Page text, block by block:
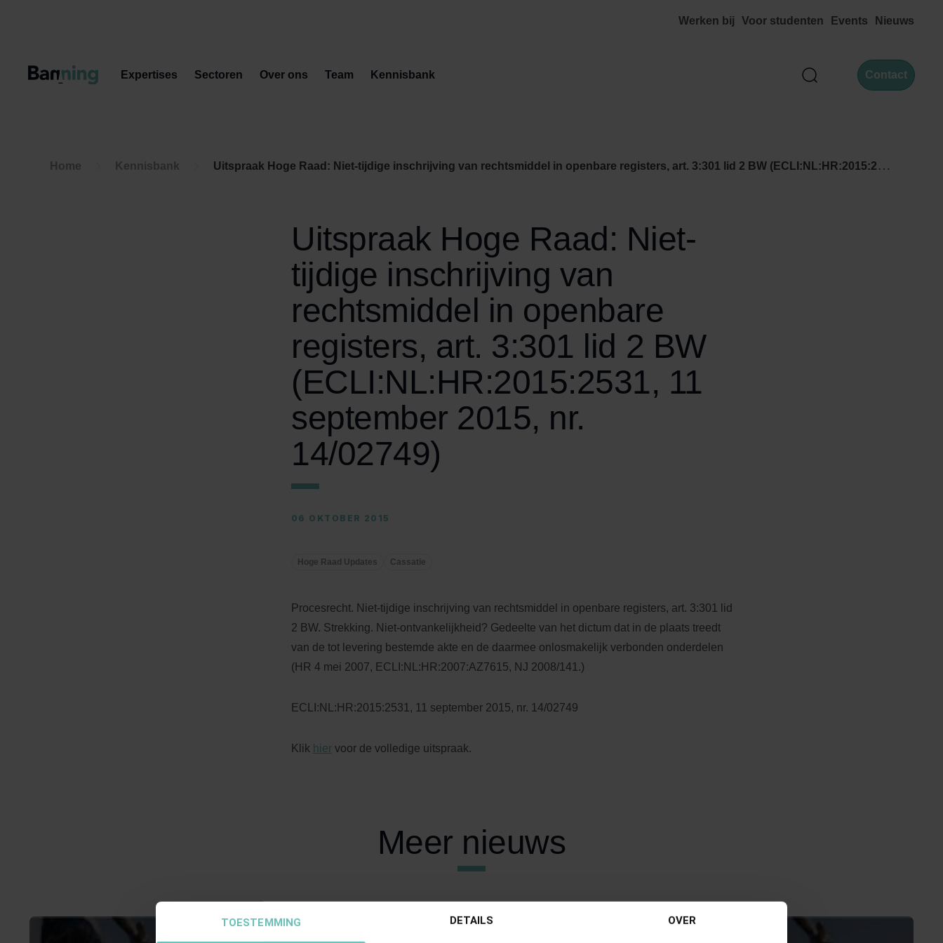
TOESTEMMING DETAILS OVER
Werken bij Voor studenten Events Nieuws
Zoek Contact
Expertises Sectoren Over ons Team Kennisbank
Home Kennisbank Uitspraak Hoge Raad: Niet-tijdige inschrijving van rechtsmiddel in openbare registers, art. 3:301 lid 2 BW (ECLI:NL:HR:2015:2531, 11 september 2015, nr. 14/02749)
Uitspraak Hoge Raad: Niet-
tijdige inschrijving van
rechtsmiddel in openbare
registers, art. 3:301 lid 2 BW
(ECLI:NL:HR:2015:2531, 11
september 2015, nr.
14/02749)
06 OKTOBER 2015
Hoge Raad Updates Cassatie
Procesrecht. Niet-tijdige inschrijving van rechtsmiddel in openbare registers, art. 3:301 lid
2 BW. Strekking. Niet-ontvankelijkheid? Gedeelte van het dictum dat in de plaats treedt
van de tot levering bestemde akte en de daarmee onlosmakelijk verbonden onderdelen
(HR 4 mei 2007, ECLI:NL:HR:2007:AZ7615, NJ 2008/141.)
ECLI:NL:HR:2015:2531, 11 september 2015, nr. 14/02749
Klik hier voor de volledige uitspraak.
Meer nieuws